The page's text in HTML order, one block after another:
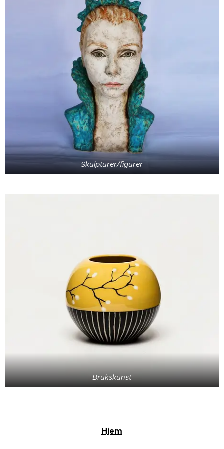
Skulpturer/figurer
Brukskunst
Hjem